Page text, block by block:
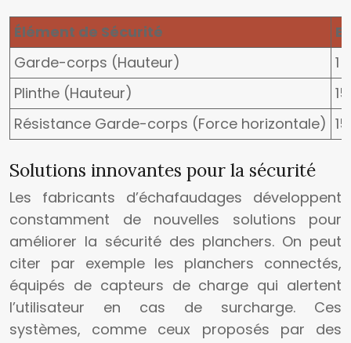
Élément de Sécurité
Garde-corps (Hauteur)
1
Plinthe (Hauteur)
Résistance Garde-corps (Force horizontale)
Solutions innovantes pour la sécurité
Les fabricants d’échafaudages développent
constamment de nouvelles solutions pour
améliorer la sécurité des planchers. On peut
citer par exemple les planchers connectés,
équipés de capteurs de charge qui alertent
l’utilisateur en cas de surcharge. Ces
systèmes, comme ceux proposés par des